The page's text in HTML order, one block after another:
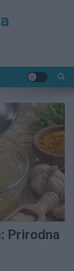
Prirodna